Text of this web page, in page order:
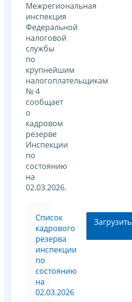
Межрегиональная
инспекция
Федеральной
налоговой
службы
по
крупнейшим
налогоплательщикам
№ 4
сообщает
о
кадровом
резерве
Инспекции
по
состоянию
на
02.03.2026.
Список
кадрового
резерва
инспекции
по
состоянию
на
02.03.2026
Загрузить